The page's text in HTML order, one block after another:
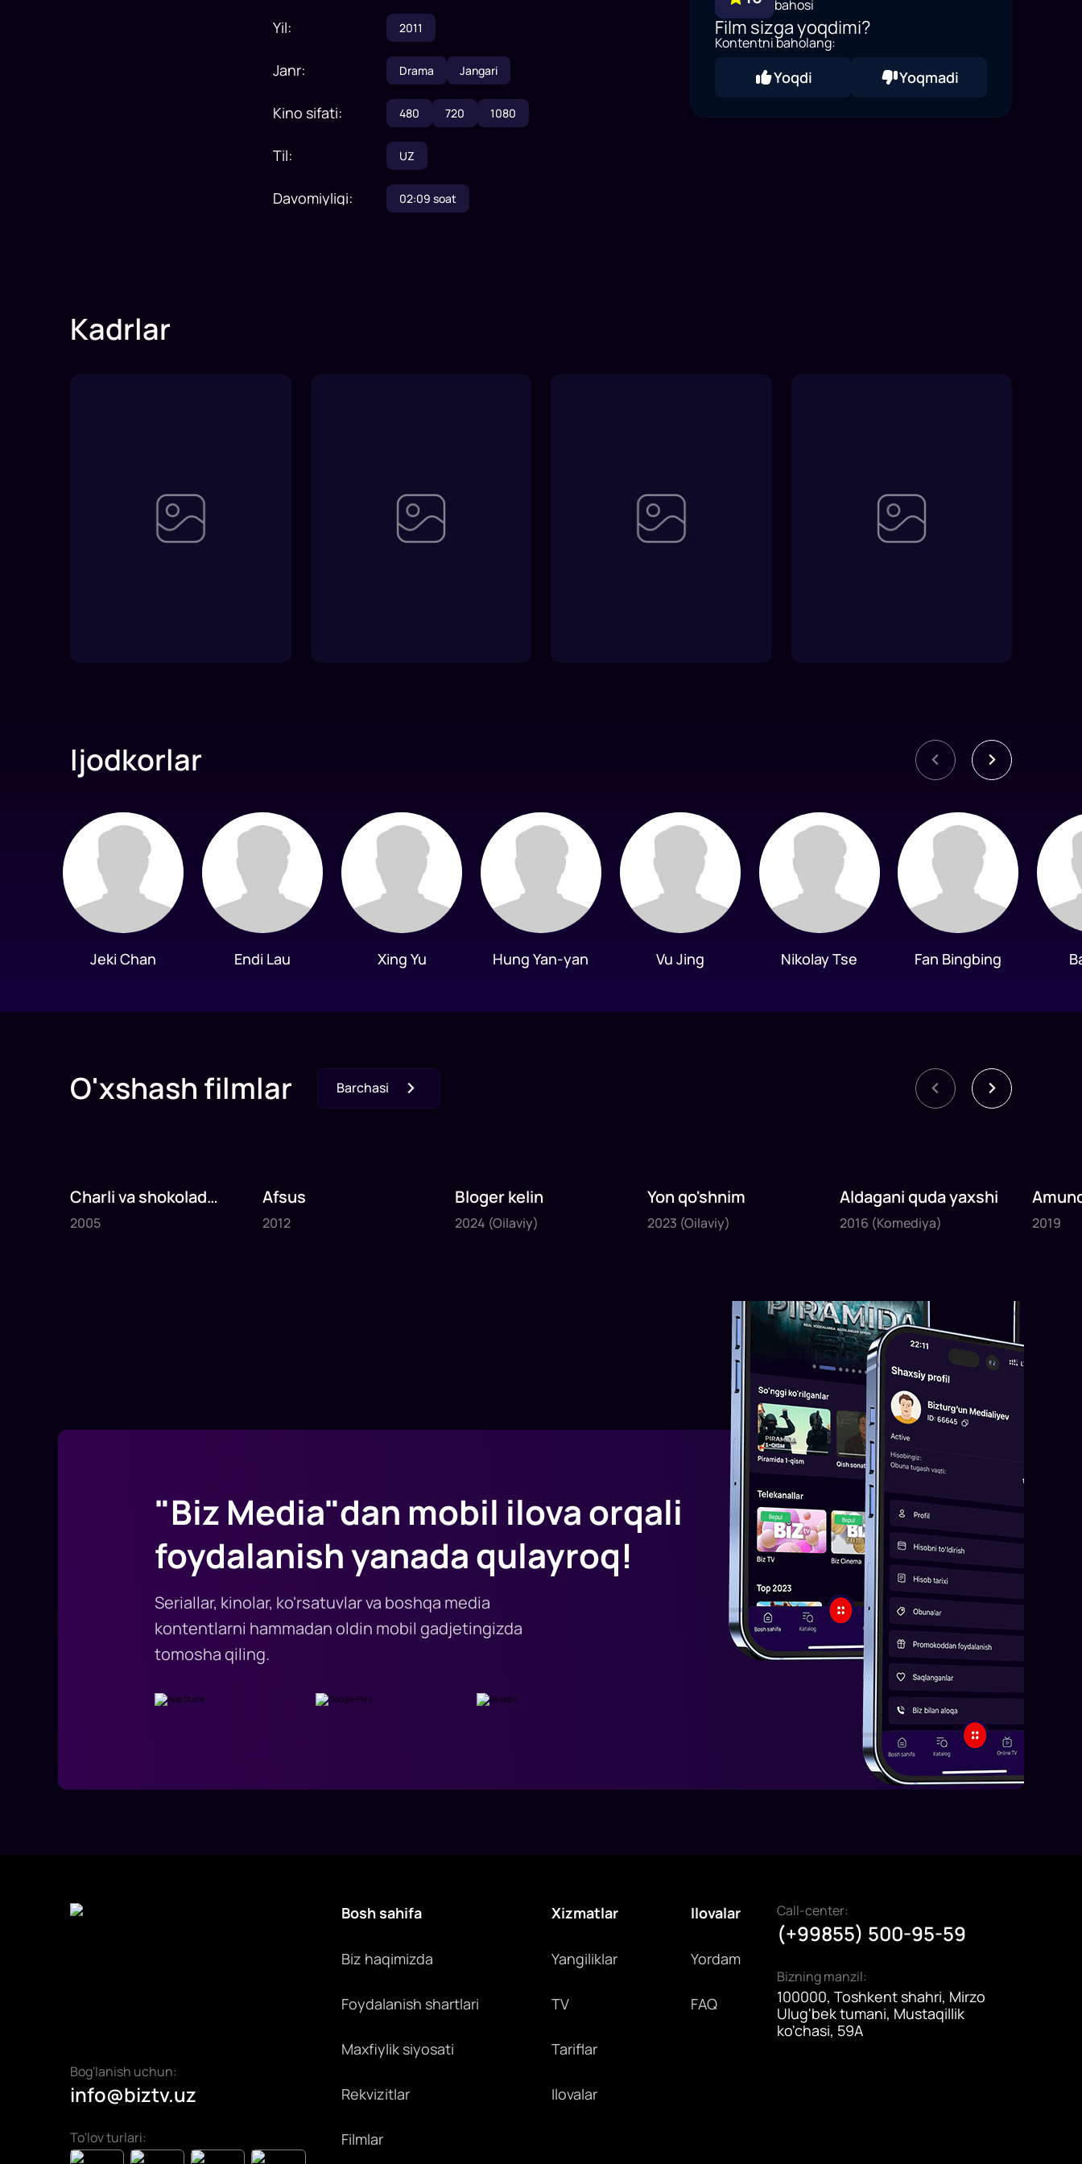
Yil: 2011
Janr: Drama Jangari
Kino sifati: 480 720 1080
Til: UZ
Davomiyligi: 02:09 soat
bahosi
Film sizga yoqdimi?
Kontentni baholang:
Yoqdi Yoqmadi
Kadrlar
Ijodkorlar
Jeki Chan Endi Lau Xing Yu Hung Yan-yan Vu Jing Nikolay Tse Fan Bingbing
O'xshash filmlar Barchasi
2005
1x75
Charli va shokolad
fabrikasi
2005
2012
1x80
Afsus
2012
2024
1x35daq.
Bloger kelin
2024 (Oilaviy)
2023
1x40daq.
Yon qo'shnim
2023 (Oilaviy)
2016
1x82daq.
Aldagani quda yaxshi
2016 (Komediya)
2019
1x120
2019
"Biz Media"dan mobil ilova orqali
foydalanish yanada qulayroq!
Seriallar, kinolar, ko'rsatuvlar va boshqa media
kontentlarni hammadan oldin mobil gadjetingizda
tomosha qiling.
Bog'lanish uchun:
info@biztv.uz
To'lov turlari:
Bosh sahifa
Biz haqimizda
Foydalanish shartlari
Maxfiylik siyosati
Rekvizitlar
Filmlar
Xizmatlar
Yangiliklar
TV
Tariflar
Ilovalar
Ilovalar
Yordam
FAQ
Call-center:
(+99855) 500-95-59
Bizning manzil:
100000, Toshkent shahri, Mirzo
Ulug'bek tumani, Mustaqillik
ko'chasi, 59A